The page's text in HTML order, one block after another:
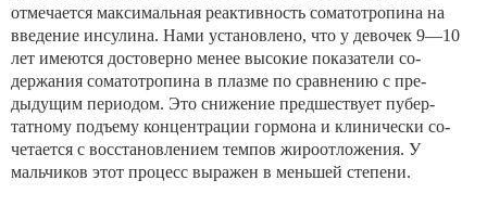
отмечается максимальная реактивность соматотропина на
введение инсулина. Нами установлено, что у девочек 9—10
лет имеются достоверно менее высокие показатели со­
держания соматотропина в плазме по сравнению с пре­
дыдущим периодом. Это снижение предшествует пубер­
татному подъему концентрации гормона и клинически со­
четается с восстановлением темпов жироотложения. У
мальчиков этот процесс выражен в меньшей степени.